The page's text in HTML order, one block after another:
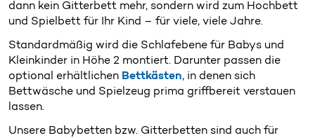
dann kein Gitterbett mehr, sondern wird zum Hochbett
und Spielbett für Ihr Kind – für viele, viele Jahre.
Standardmäßig wird die Schlafebene für Babys und
Kleinkinder in Höhe 2 montiert. Darunter passen die
optional erhältlichen Bettkästen, in denen sich
Bettwäsche und Spielzeug prima griffbereit verstauen
lassen.
Unsere Babybetten bzw. Gitterbetten sind auch für